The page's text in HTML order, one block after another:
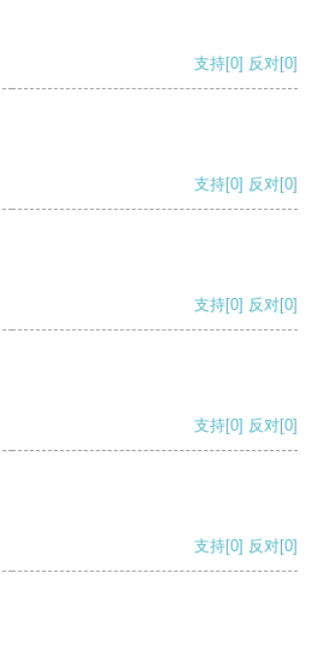
支持[0] 反对[0]
支持[0] 反对[0]
支持[0] 反对[0]
支持[0] 反对[0]
支持[0] 反对[0]